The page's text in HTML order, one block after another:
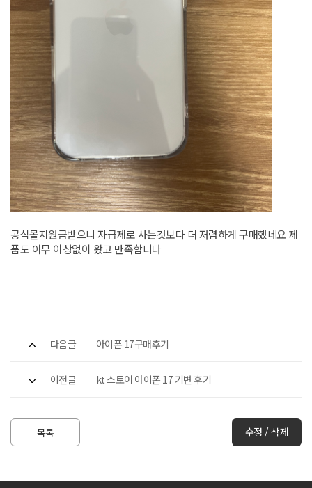
공식몰지원금받으니 자급제로 사는것보다 더 저렴하게 구매했네요 제
품도 아무 이상없이 왔고 만족합니다
다음글 아이폰 17구매후기
이전글 kt 스토어 아이폰 17 기변 후기
목록 수정 / 삭제